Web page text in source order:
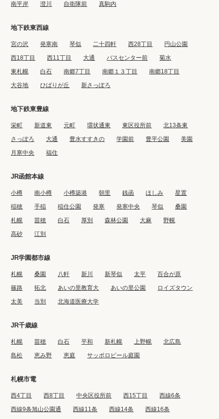
南平岸
澄川 自衛隊前 真駒内
地下鉄東西線
宮の沢 発寒南 琴似 二十四軒 西28丁目
円山公園
西18丁目
西11丁目 大通 バスセンター前
菊水
東札幌
白石 南郷7丁目 南郷１３丁目
南郷18丁目
大谷地
ひばりが丘 新さっぽろ
地下鉄東豊線
栄町 新道東 元町 環状通東 東区役所前
北13条東
さっぽろ
大通 豊水すすきの 学園前 豊平公園
美園
月寒中央
福住
JR函館本線
小樽 南小樽 小樽築港 朝里 銭函 ほしみ
星置
稲穂
手稲 稲住公園 発寒 発寒中央 琴似
桑園
札幌
苗穂 白石 厚別 森林公園 大麻
野幌
高砂
江別
JR学園都市線
札幌 桑園 八軒 新川 新琴似 太平
百合が原
篠路
拓北 あいの里教育大 あいの里公園
ロイズタウン
太美
当別 北海道医療大学
JR千歳線
札幌 苗穂 白石 平和 新札幌 上野幌
北広島
島松
恵み野 恵庭 サッポロビール庭園
札幌市電
西4丁目 西8丁目 中央区役所前 西15丁目
西線6条
西線9条旭山公園通
西線11条 西線14条 西線16条